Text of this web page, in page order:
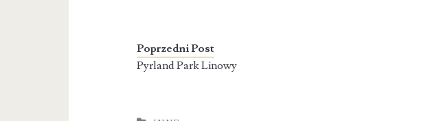
Poprzedni Post
Pyrland Park Linowy